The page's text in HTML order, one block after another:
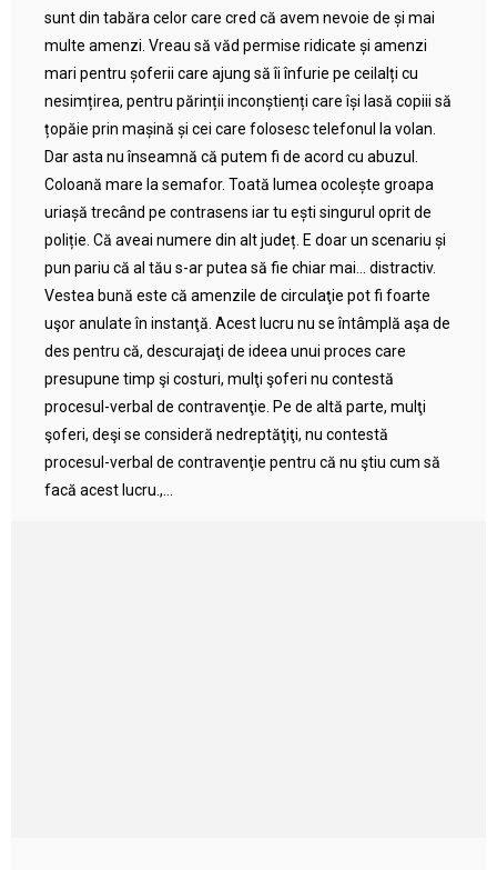
sunt din tabăra celor care cred că avem nevoie de și mai
multe amenzi. Vreau să văd permise ridicate și amenzi
mari pentru șoferii care ajung să îi înfurie pe ceilalți cu
nesimțirea, pentru părinții inconștienți care își lasă copiii să
țopăie prin mașină și cei care folosesc telefonul la volan.
Dar asta nu înseamnă că putem fi de acord cu abuzul.
Coloană mare la semafor. Toată lumea ocolește groapa
uriașă trecând pe contrasens iar tu ești singurul oprit de
poliție. Că aveai numere din alt județ. E doar un scenariu și
pun pariu că al tău s-ar putea să fie chiar mai… distractiv.
Vestea bună este că amenzile de circulaţie pot fi foarte
uşor anulate în instanţă. Acest lucru nu se întâmplă aşa de
des pentru că, descurajaţi de ideea unui proces care
presupune timp şi costuri, mulţi şoferi nu contestă
procesul-verbal de contravenţie. Pe de altă parte, mulţi
şoferi, deşi se consideră nedreptăţiţi, nu contestă
procesul-verbal de contravenţie pentru că nu ştiu cum să
facă acest lucru.,...